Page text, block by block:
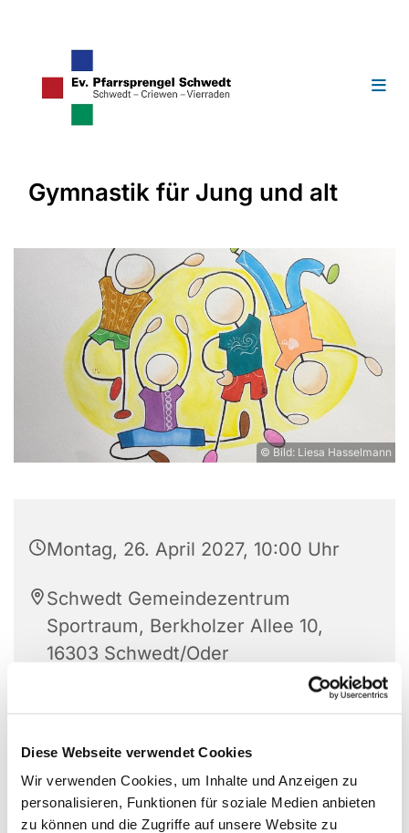
Diese Webseite verwendet Cookies
Wir verwenden Cookies, um Inhalte und Anzeigen zu
personalisieren, Funktionen für soziale Medien anbieten
zu können und die Zugriffe auf unsere Website zu
Gymnastik für Jung und alt
© Bild: Liesa Hasselmann
Montag, 26. April 2027, 10:00 Uhr
Schwedt Gemeindezentrum
Sportraum, Berkholzer Allee 10,
16303 Schwedt/Oder